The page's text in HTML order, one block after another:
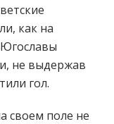
как на
не выдержав
гол.
своем поле не